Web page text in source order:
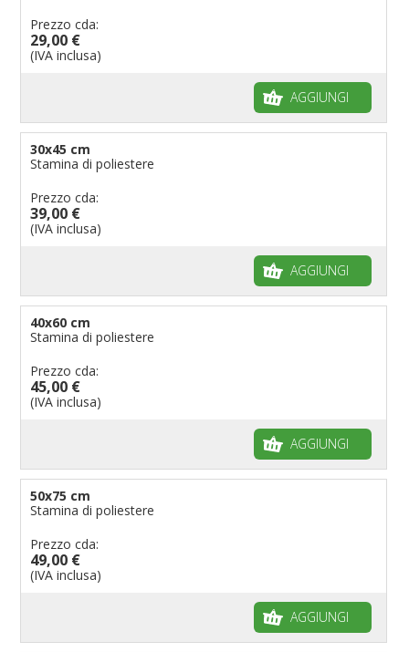
Prezzo cda:
29,00 €
(IVA inclusa)
AGGIUNGI
30x45 cm
Stamina di poliestere
Prezzo cda:
39,00 €
(IVA inclusa)
AGGIUNGI
40x60 cm
Stamina di poliestere
Prezzo cda:
45,00 €
(IVA inclusa)
AGGIUNGI
50x75 cm
Stamina di poliestere
Prezzo cda:
49,00 €
(IVA inclusa)
AGGIUNGI